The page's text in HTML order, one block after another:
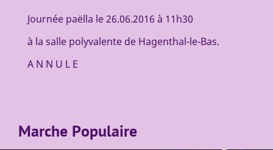
Journée paëlla le 26.06.2016 à 11h30
à la salle polyvalente de Hagenthal-le-Bas.
A N N U L E
Marche Populaire